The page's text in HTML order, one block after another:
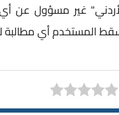
غير مسؤول عن
المستخدم أي